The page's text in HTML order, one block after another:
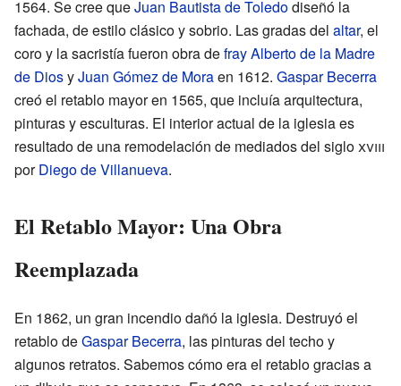
1564. Se cree queJuan Bautista de Toledodiseñó la
fachada, de estilo clásico y sobrio. Las gradas del altar, el
coro y la sacristía fueron obra defray Alberto de la Madre
de DiosyJuan Gómez de Moraen 1612. Gaspar Becerra
creó el retablo mayor en 1565, que incluía arquitectura,
pinturas y esculturas. El interior actual de la iglesia es
resultado de una remodelación de mediados del sigloxviii
porDiego de Villanueva.
El Retablo Mayor: Una Obra
Reemplazada
En 1862, un gran incendio dañó la iglesia. Destruyó el
retablo deGaspar Becerra, las pinturas del techo y
algunos retratos. Sabemos cómo era el retablo gracias a